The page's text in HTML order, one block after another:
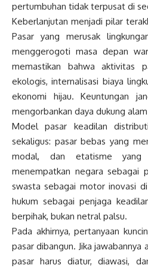
pertumbuhan tidak terpusat di
Keberlanjutan menjadi pilar
Pasar yang merusak
menggerogoti masa depan
memastikan bahwa aktivitas
ekologis, internalisasi biaya
ekonomi hijau. Keuntungan
mengorbankan daya dukung
Model pasar keadilan
sekaligus: pasar bebas yang
modal, dan etatisme yang
menempatkan negara sebagai
swasta sebagai motor inovasi
hukum sebagai penjaga
berpihak, bukan netral palsu.
Pada akhirnya, pertanyaan
pasar dibangun. Jika jawabannya
pasar harus diatur, diawasi,